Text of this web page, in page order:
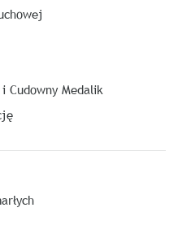
Cudowny Medalik